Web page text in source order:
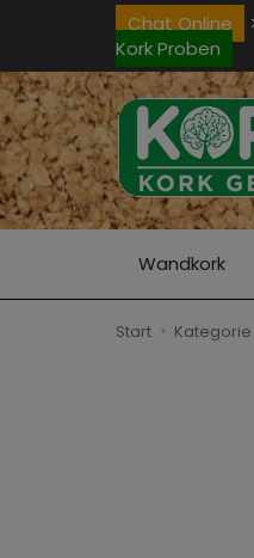
Chat Online
Kork Proben
Wandkork
Start Kategorie